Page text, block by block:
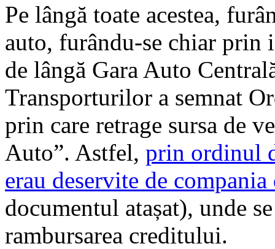
Pe lângă toate acestea,
auto, furându-se chiar prin
de lângă Gara Auto
Transporturilor a semnat
prin care retrage sursa de
Auto”. Astfel, prin ordinul
erau deservite de
documentul atașat), unde
rambursarea creditului.